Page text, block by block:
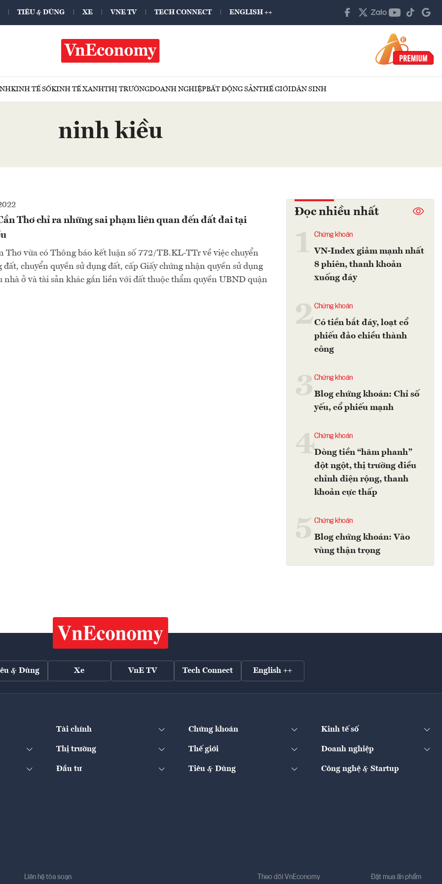
TIÊU & DÙNG XE VNE TV TECH CONNECT ENGLISH ++
KINH TẾ SỐKINH TẾ XANHTHỊ TRƯỜNGDOANH NGHIỆPBẤT ĐỘNG SẢNTHẾ GIỚIDÂN SINH
ninh kiều
Thơ chỉ ra những sai phạm liên quan đến đất đai tại
Thơ vừa có Thông báo kết luận số 772/TB.KL-TTr về việc chuyển
đất, chuyển quyền sử dụng đất, cấp Giấy chứng nhận quyền sử dụng
nhà ở và tài sản khác gắn liền với đất thuộc thẩm quyền UBND quận
Đọc nhiều nhất
Chứng khoán
VN-Index giảm mạnh nhất
8 phiên, thanh khoản
xuống đáy
2Chứng khoán
Có tiền bắt đáy, loạt cổ
phiếu đảo chiều thành
công
Chứng khoán
Blog chứng khoán: Chỉ số
yếu, cổ phiếu mạnh
4Chứng khoán
Dòng tiền “hãm phanh”
đột ngột, thị trường điều
chỉnh diện rộng, thanh
khoản cực thấp
Chứng khoán
Blog chứng khoán: Vào
vùng thận trọng
& Dùng Xe VnE TV Tech Connect English ++
Tài chính Chứng khoán Kinh tế số
Thị trường Thế giới Doanh nghiệp
Đầu tư Tiêu & Dùng Công nghệ & Startup
Liên hệ tòa soạn Theo dõi VnEconomy Đặt mua ấn phẩm